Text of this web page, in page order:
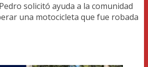
solicitó ayuda a la comunidad
una motocicleta que fue robada